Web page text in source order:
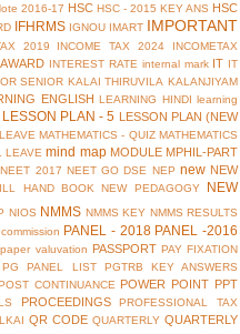
2016-17 HSC HSC - 2015 KEY ANS HSC
IFHRMS IGNOU IMART IMPORTANT
2019 INCOME TAX 2024 INCOMETAX
INTEREST RATE internal mark IT IT
SENIOR KALAI THIRUVILA KALANJIYAM
ENGLISH LEARNING HINDI learning
LESSON PLAN - 5 LESSON PLAN (NEW
MATHEMATICS - QUIZ MATHEMATICS
LEAVE mind map MODULE MPHIL-PART
NEET 2017 NEET GO DSE NEP new NEW
HAND BOOK NEW PEDAGOGY
NEW
NIOS NMMS NMMS KEY NMMS RESULTS
PANEL - 2018 PANEL -2016
paper valuvation PASSPORT PAY FIXATION
PG PANEL LIST PGTRB KEY ANSWERS
CONTINUANCE POWER POINT PPT
PROCEEDINGS PROFESSIONAL TAX
QR CODE QUARTERLY QUARTERLY